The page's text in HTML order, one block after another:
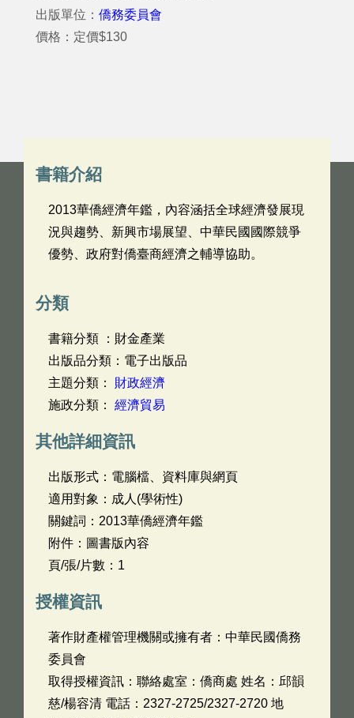
出版單位： 僑務委員會
價格：定價$130
書籍介紹
2013華僑經濟年鑑，內容涵括全球經濟發展現
況與趨勢、新興市場展望、中華民國國際競爭
優勢、政府對僑臺商經濟之輔導協助。
分類
書籍分類 ：財金產業
出版品分類：電子出版品
主題分類： 財政經濟
施政分類： 經濟貿易
其他詳細資訊
出版形式：電腦檔、資料庫與網頁
適用對象：成人(學術性)
關鍵詞：2013華僑經濟年鑑
附件：圖書版內容
頁/張/片數：1
授權資訊
著作財產權管理機關或擁有者：中華民國僑務
委員會
取得授權資訊：聯絡處室：僑商處 姓名：邱韻
慈/楊容清 電話：2327-2725/2327-2720 地